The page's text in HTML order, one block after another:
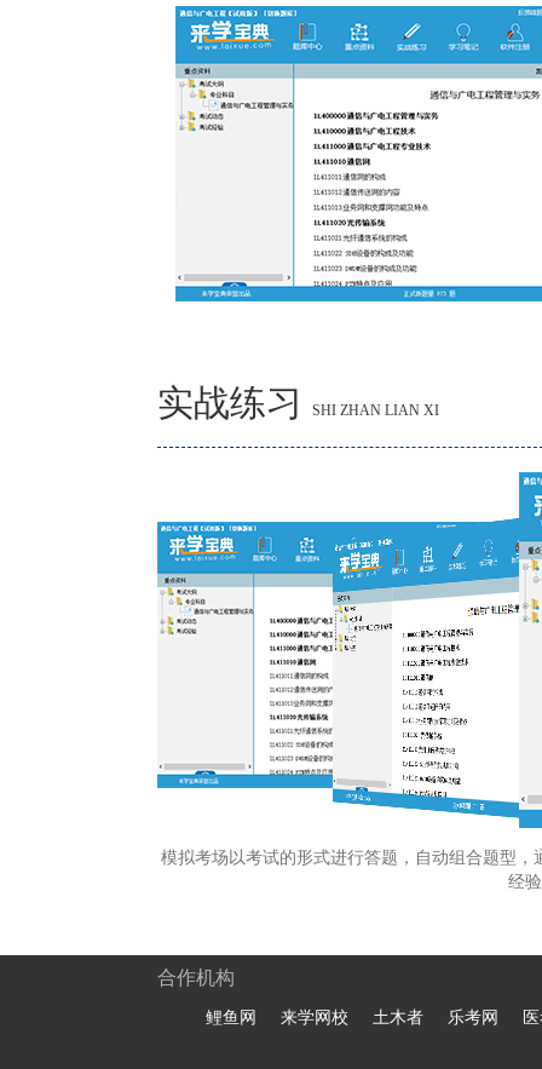
实战练习 SHI ZHAN LIAN XI
模拟考场以考试的形式进行答题，自动组合题型
经
合作机构
鲤鱼网 来学网校 土木者 乐考网